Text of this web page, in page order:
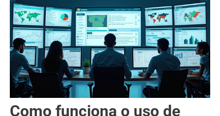
Como funciona o uso de